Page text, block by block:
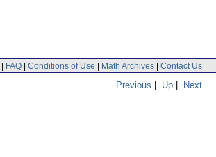
| FAQ | Conditions of Use | Math Archives | Contact Us
Previous | Up | Next